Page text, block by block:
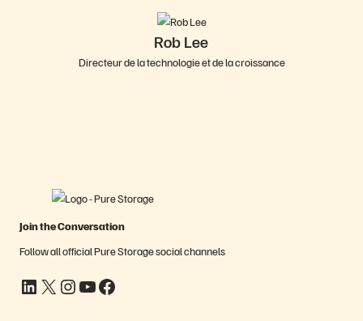
Rob Lee
Directeur de la technologie et de la croissance
Join the Conversation
Follow all official Pure Storage social channels
LinkedIn X Instagram YouTube Facebook